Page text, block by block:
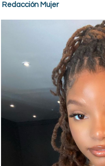
Redacción Mujer